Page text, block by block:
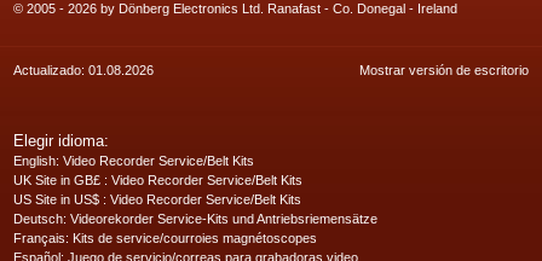
© 2005 - 2026 by Dönberg Electronics Ltd. Ranafast - Co. Donegal - Ireland
Actualizado: 01.08.2026 Mostrar versión de escritorio
Elegir idioma:
English: Video Recorder Service/Belt Kits
UK Site in GB£ : Video Recorder Service/Belt Kits
US Site in US$ : Video Recorder Service/Belt Kits
Deutsch: Videorekorder Service-Kits und Antriebsriemensätze
Français: Kits de service/courroies magnétoscopes
Español: Juego de servicio/correas para grabadoras video